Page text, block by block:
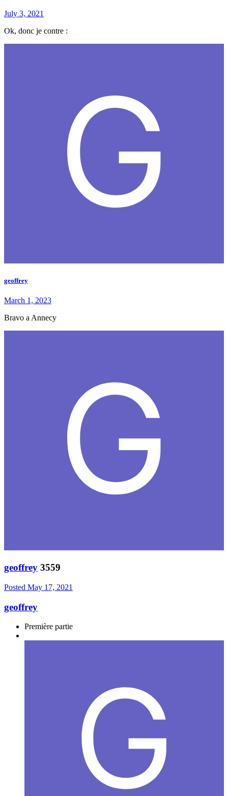
July 3, 2021
Ok, donc je contre :
geoffrey
March 1, 2023
Bravo a Annecy
geoffrey 3559
Posted May 17, 2021
geoffrey
Première partie